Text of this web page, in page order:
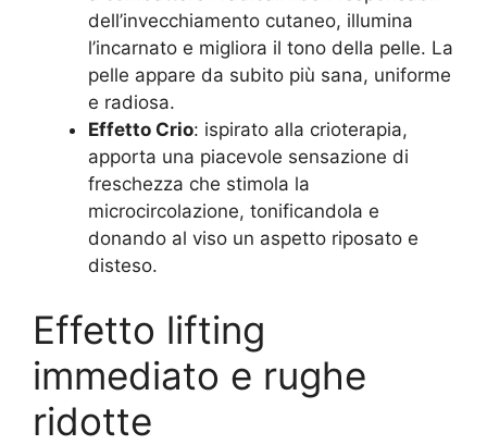
dell’invecchiamento cutaneo, illumina
l’incarnato e migliora il tono della pelle. La
pelle appare da subito più sana, uniforme
e radiosa.
Effetto Crio: ispirato alla crioterapia,
apporta una piacevole sensazione di
freschezza che stimola la
microcircolazione, tonificandola e
donando al viso un aspetto riposato e
disteso.
Effetto lifting
immediato e rughe
ridotte